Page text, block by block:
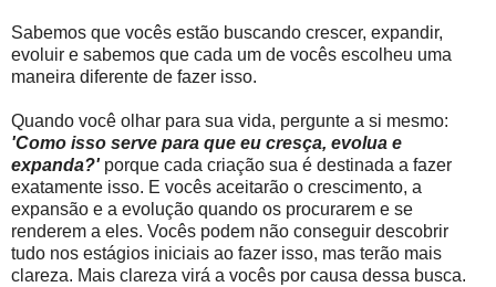
Sabemos que vocês estão buscando crescer, expandir,
evoluir e sabemos que cada um de vocês escolheu uma
maneira diferente de fazer isso.
Quando você olhar para sua vida, pergunte a si mesmo:
'Como isso serve para que eu cresça, evolua e
expanda?'porque cada criação sua é destinada a fazer
exatamente isso. E vocês aceitarão o crescimento, a
expansão e a evolução quando os procurarem e se
renderem a eles. Vocês podem não conseguir descobrir
tudo nos estágios iniciais ao fazer isso, mas terão mais
clareza. Mais clareza virá a vocês por causa dessa busca.